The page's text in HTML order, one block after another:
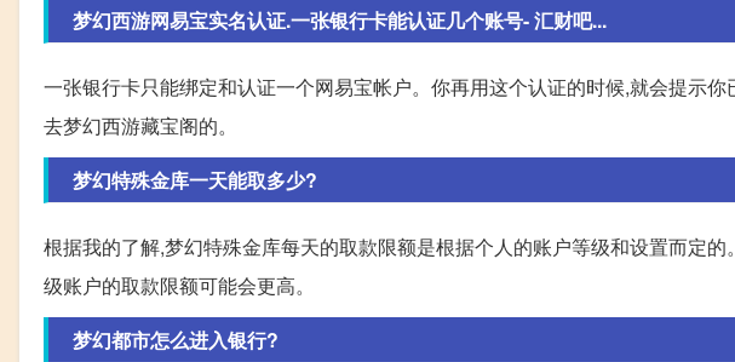
梦幻西游网易宝实名认证.一张银行卡能认证几个账号- 汇财吧...
一张银行卡只能绑定和认证一个网易宝帐户。你再用这个认证的时候,就会提示
去梦幻西游藏宝阁的。
梦幻特殊金库一天能取多少?
根据我的了解,梦幻特殊金库每天的取款限额是根据个人的账户等级和设置而定
级账户的取款限额可能会更高。
梦幻都市怎么进入银行?